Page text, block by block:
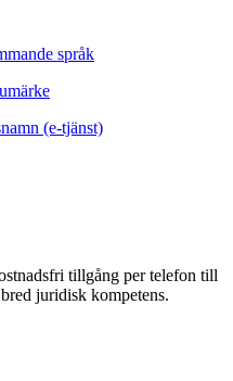
språk
(e-tjänst)
tillgång per telefon till
juridisk kompetens.